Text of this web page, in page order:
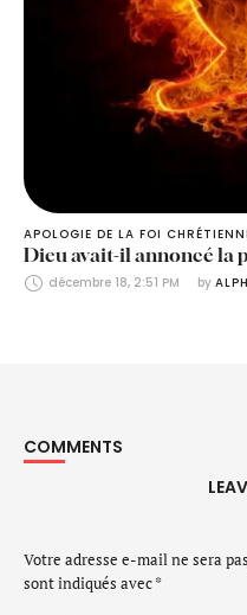
APOLOGIE DE LA FOI
Dieu avait-il annoncé la
décembre 18, 2:51 PM by
COMMENTS
Votre adresse e-mail ne sera
sont indiqués avec*